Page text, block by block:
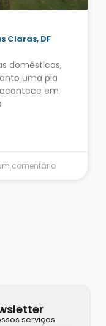
Claras, DF
domésticos,
uma pia
em
comentário
serviços